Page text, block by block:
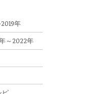
年
～2022年